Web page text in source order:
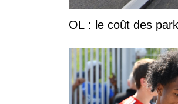
OL : le coût des